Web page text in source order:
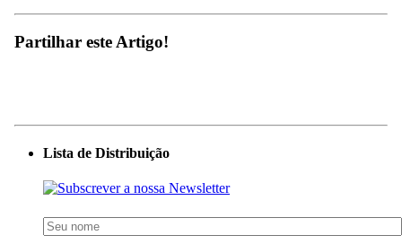
Partilhar este Artigo!
Lista de Distribuição